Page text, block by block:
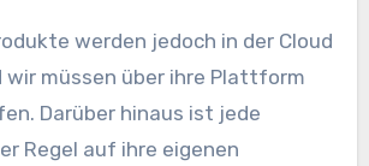
werden jedoch in der Cloud
müssen über ihre Plattform
Darüber hinaus ist jede
Regel auf ihre eigenen